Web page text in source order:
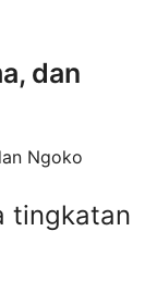
dan
tingkatan